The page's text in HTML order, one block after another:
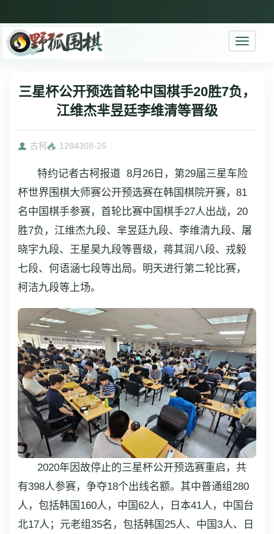
Toggle
三星杯公开预选首轮中国棋手20胜7负，
江维杰芈昱廷李维清等晋级
古柯 1284308-26
特约记者古柯报道 8月26日，第29届三星车险
杯世界围棋大师赛公开预选赛在韩国棋院开赛，81
名中国棋手参赛，首轮比赛中国棋手27人出战，20
胜7负，江维杰九段、芈昱廷九段、李维清九段、屠
晓宇九段、王星昊九段等晋级，蒋其润八段、戎毅
七段、何语涵七段等出局。明天进行第二轮比赛，
柯洁九段等上场。
2020年因故停止的三星杯公开预选赛重启，共
有398人参赛，争夺18个出线名额。其中普通组280
人，包括韩国160人，中国62人，日本41人，中国台
北17人；元老组35名，包括韩国25人、中国3人、日